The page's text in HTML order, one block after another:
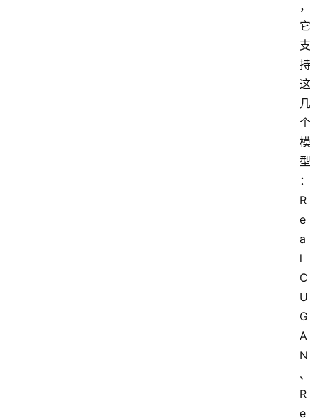
，
它
支
持
这
几
个
模
型
：
R
e
a
l
C
U
G
A
N
、
R
e